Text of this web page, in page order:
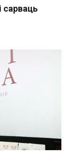
сарваць